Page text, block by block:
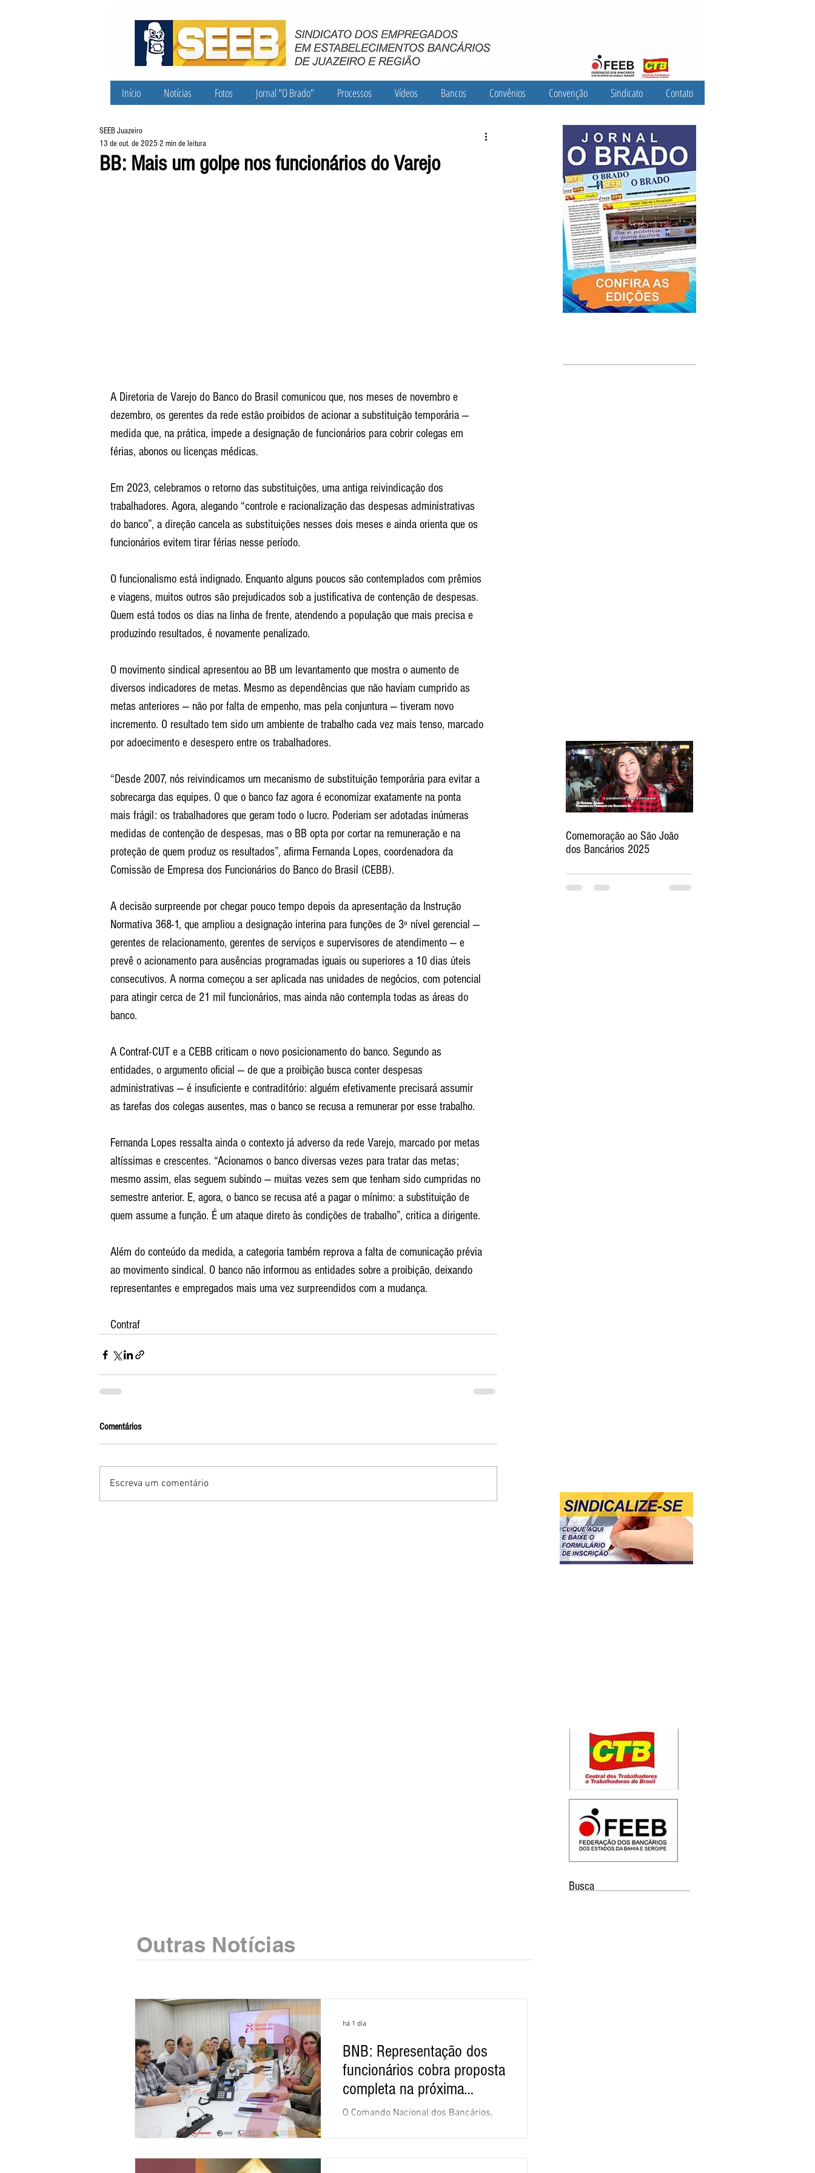
Início Notícias Fotos Jornal "O Brado" Processos Vídeos Bancos Convênios Convenção Sindicato Contato
BB: Mais um golpe nos funcionários do Varejo
SEEB Juazeiro
13 de out. de 2025 2 min de leitura
A Diretoria de Varejo do Banco do Brasil comunicou que, nos meses de novembro e
dezembro, os gerentes da rede estão proibidos de acionar a substituição temporária —
medida que, na prática, impede a designação de funcionários para cobrir colegas em
férias, abonos ou licenças médicas.
Em 2023, celebramos o retorno das substituições, uma antiga reivindicação dos
trabalhadores. Agora, alegando “controle e racionalização das despesas administrativas
do banco”, a direção cancela as substituições nesses dois meses e ainda orienta que os
funcionários evitem tirar férias nesse período.
O funcionalismo está indignado. Enquanto alguns poucos são contemplados com prêmios
e viagens, muitos outros são prejudicados sob a justificativa de contenção de despesas.
Quem está todos os dias na linha de frente, atendendo a população que mais precisa e
produzindo resultados, é novamente penalizado.
O movimento sindical apresentou ao BB um levantamento que mostra o aumento de
diversos indicadores de metas. Mesmo as dependências que não haviam cumprido as
metas anteriores — não por falta de empenho, mas pela conjuntura — tiveram novo
incremento. O resultado tem sido um ambiente de trabalho cada vez mais tenso, marcado
por adoecimento e desespero entre os trabalhadores.
“Desde 2007, nós reivindicamos um mecanismo de substituição temporária para evitar a
sobrecarga das equipes. O que o banco faz agora é economizar exatamente na ponta
mais frágil: os trabalhadores que geram todo o lucro. Poderiam ser adotadas inúmeras
medidas de contenção de despesas, mas o BB opta por cortar na remuneração e na
proteção de quem produz os resultados”, afirma Fernanda Lopes, coordenadora da
Comissão de Empresa dos Funcionários do Banco do Brasil (CEBB).
A decisão surpreende por chegar pouco tempo depois da apresentação da Instrução
Normativa 368-1, que ampliou a designação interina para funções de 3º nível gerencial —
gerentes de relacionamento, gerentes de serviços e supervisores de atendimento — e
prevê o acionamento para ausências programadas iguais ou superiores a 10 dias úteis
consecutivos. A norma começou a ser aplicada nas unidades de negócios, com potencial
para atingir cerca de 21 mil funcionários, mas ainda não contempla todas as áreas do
banco.
A Contraf-CUT e a CEBB criticam o novo posicionamento do banco. Segundo as
entidades, o argumento oficial — de que a proibição busca conter despesas
administrativas — é insuficiente e contraditório: alguém efetivamente precisará assumir
as tarefas dos colegas ausentes, mas o banco se recusa a remunerar por esse trabalho.
Fernanda Lopes ressalta ainda o contexto já adverso da rede Varejo, marcado por metas
altíssimas e crescentes. “Acionamos o banco diversas vezes para tratar das metas;
mesmo assim, elas seguem subindo — muitas vezes sem que tenham sido cumpridas no
semestre anterior. E, agora, o banco se recusa até a pagar o mínimo: a substituição de
quem assume a função. É um ataque direto às condições de trabalho”, critica a dirigente.
Além do conteúdo da medida, a categoria também reprova a falta de comunicação prévia
ao movimento sindical. O banco não informou as entidades sobre a proibição, deixando
representantes e empregados mais uma vez surpreendidos com a mudança.
Contraf
Comentários
Escreva um comentário
Comemoração ao São João
dos Bancários 2025
Busca
Outras Notícias
BNB: Representação dos
funcionários cobra proposta
completa na próxima
negociação
O Comando Nacional dos Bancários,
dos Funcionários do Banco do
Nordeste do Brasil (CNFBNB), concluiu
há 1 dia